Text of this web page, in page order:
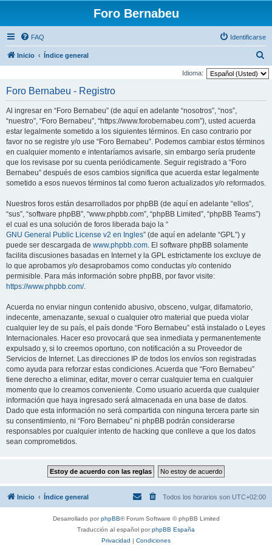
Foro Bernabeu
FAQ Identificarse
Inicio Índice general
u
Idioma:
Foro Bernabeu - Registro
Al ingresar en “Foro Bernabeu” (de aquí en adelante “nosotros”, “nos”,
“nuestro”, “Foro Bernabeu”, “https://www.forobernabeu.com”), usted acuerda
estar legalmente sometido a los siguientes términos. En caso contrario por
favor no se registre y/o use “Foro Bernabeu”. Podemos cambiar estos términos
en cualquier momento e intentaríamos avisarle, sin embargo sería prudente
que los revisase por su cuenta periódicamente. Seguir registrado a “Foro
Bernabeu” después de esos cambios significa que acuerda estar legalmente
sometido a esos nuevos términos tal como fueron actualizados y/o reformados.
Nuestros foros están desarrollados por phpBB (de aquí en adelante “ellos”,
“sus”, “software phpBB”, “www.phpbb.com”, “phpBB Limited”, “phpBB Teams”)
el cual es una solución de foros liberada bajo la “
GNU General Public License v2 en Ingles” (de aquí en adelante “GPL”) y
puede ser descargada de www.phpbb.com. El software phpBB solamente
facilita discusiones basadas en Internet y la GPL estrictamente los excluye de
lo que aprobamos y/o desaprobamos como conductas y/o contenido
permisible. Para más información sobre phpBB, por favor visite:
https://www.phpbb.com/.
Acuerda no enviar ningun contenido abusivo, obsceno, vulgar, difamatorio,
indecente, amenazante, sexual o cualquier otro material que pueda violar
cualquier ley de su país, el país donde “Foro Bernabeu” está instalado o Leyes
Internacionales. Hacer eso provocará que sea inmediata y permanentemente
expulsado y, si lo creemos oportuno, con notificación a su Proveedor de
Servicios de Internet. Las direcciones IP de todos los envíos son registradas
como ayuda para reforzar estas condiciones. Acuerda que “Foro Bernabeu”
tiene derecho a eliminar, editar, mover o cerrar cualquier tema en cualquier
momento que lo creamos conveniente. Como usuario acuerda que cualquier
información que haya ingresado será almacenada en una base de datos.
Dado que esta información no será compartida con ninguna tercera parte sin
su consentimiento, ni “Foro Bernabeu” ni phpBB podrán considerarse
responsables por cualquier intento de hacking que conlleve a que los datos
sean comprometidos.
Inicio Índice general Todos los horarios son UTC+02:00
Desarrollado porphpBB® Forum Software © phpBB Limited
Traducción al español porphpBB España
Privacidad | Condiciones